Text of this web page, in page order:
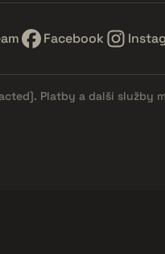
Facebook
. Platby a další služby